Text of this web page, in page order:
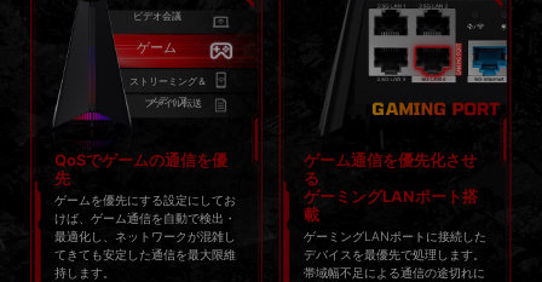
QoSでゲームの通信を優
先
ゲームを優先にする設定にしてお
けば、ゲーム通信を自動で検出・
最適化し、ネットワークが混雑し
てきても安定した通信を最大限維
持します。
ビデオ会議
ゲーム
ストリーミング＆
メディア
ファイル転送
ゲーム通信を優先化させ
る
ゲーミングLANポート搭
載
ゲーミングLANポートに接続した
デバイスを最優先で処理します。
帯域幅不足による通信の途切れに